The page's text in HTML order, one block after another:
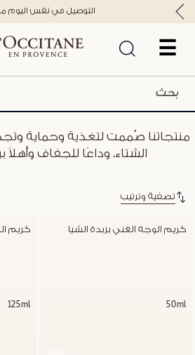
☰
*التوصيل في نفس اليوم
منتجاتنا صُممت لتغذية وحماية
الشتاء. وداعًا للجفاف
تصفية وترتيب
كريم الوجه الغني بزبدة الشيا
50ml
كريم
125ml